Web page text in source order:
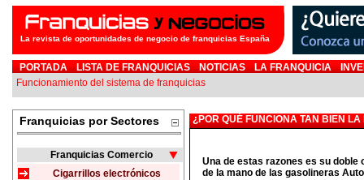
La revista de oportunidades de negocio de franquicias España
PORTADA LISTA DE FRANQUICIAS NOTICIAS LA FRANQUICIA
Funcionamiento del sistema de franquicias
Franquicias por Sectores
Franquicias Comercio
Cigarrillos electrónicos
¿POR QUÉ FUNCIONA TAN BIEN
Una de estas razones es su
de la mano de las gasolineras